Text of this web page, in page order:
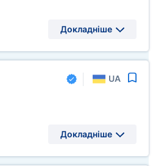
Докладніше
UA
Докладніше